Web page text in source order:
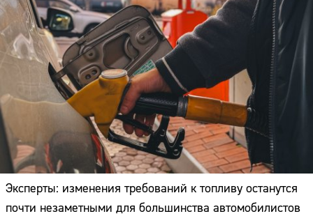
Эксперты: изменения требований к топливу останутся
почти незаметными для большинства автомобилистов